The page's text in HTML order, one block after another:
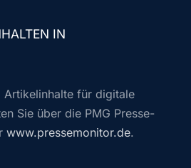
IN
Artikelinhalte für digitale
Sie über die PMG Presse-
www.pressemonitor.de.